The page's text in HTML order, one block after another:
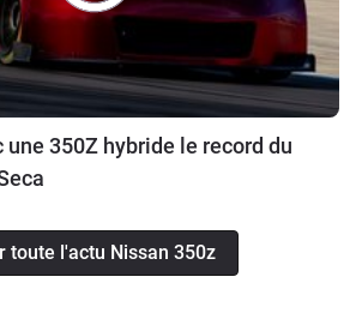
350Z hybride le record du
toute l'actu Nissan 350z